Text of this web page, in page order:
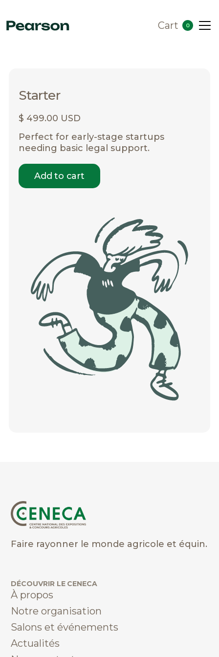
Cart 0
Starter
$ 499.00 USD
Perfect for early-stage startups
needing basic legal support.
Faire rayonner le monde agricole et équin.
DÉCOUVRIR LE CENECA
À propos
Notre organisation
Salons et événements
Actualités